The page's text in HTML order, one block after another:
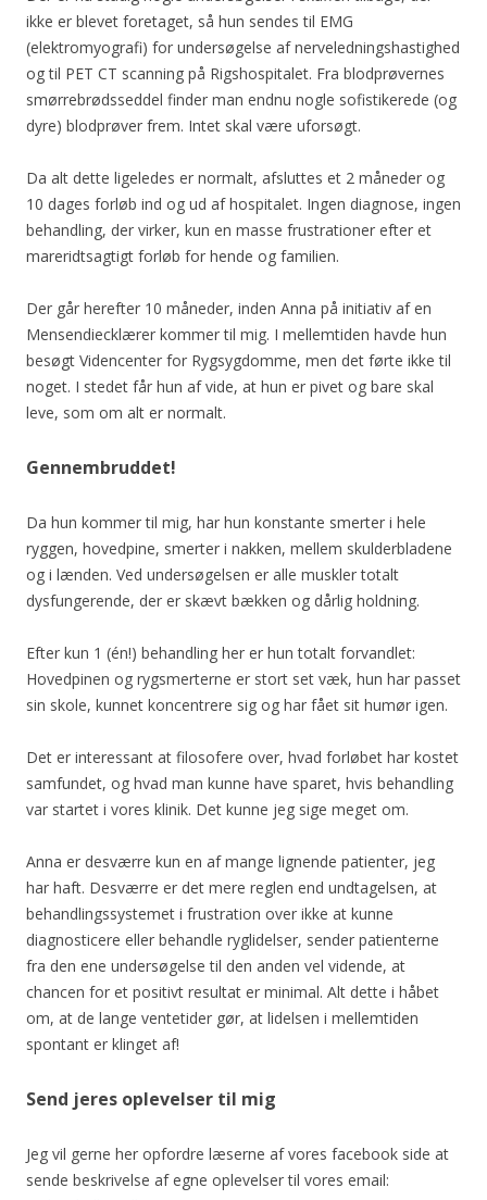
ikke er blevet foretaget, så hun sendes til EMG
(elektromyografi) for undersøgelse af nerveledningshastighed
og til PET CT scanning på Rigshospitalet. Fra blodprøvernes
smørrebrødsseddel finder man endnu nogle sofistikerede (og
dyre) blodprøver frem. Intet skal være uforsøgt.
Da alt dette ligeledes er normalt, afsluttes et 2 måneder og
10 dages forløb ind og ud af hospitalet. Ingen diagnose, ingen
behandling, der virker, kun en masse frustrationer efter et
mareridtsagtigt forløb for hende og familien.
Der går herefter 10 måneder, inden Anna på initiativ af en
Mensendiecklærer kommer til mig. I mellemtiden havde hun
besøgt Videncenter for Rygsygdomme, men det førte ikke til
noget. I stedet får hun af vide, at hun er pivet og bare skal
leve, som om alt er normalt.
Gennembruddet!
Da hun kommer til mig, har hun konstante smerter i hele
ryggen, hovedpine, smerter i nakken, mellem skulderbladene
og i lænden. Ved undersøgelsen er alle muskler totalt
dysfungerende, der er skævt bækken og dårlig holdning.
Efter kun 1 (én!) behandling her er hun totalt forvandlet:
Hovedpinen og rygsmerterne er stort set væk, hun har passet
sin skole, kunnet koncentrere sig og har fået sit humør igen.
Det er interessant at filosofere over, hvad forløbet har kostet
samfundet, og hvad man kunne have sparet, hvis behandling
var startet i vores klinik. Det kunne jeg sige meget om.
Anna er desværre kun en af mange lignende patienter, jeg
har haft. Desværre er det mere reglen end undtagelsen, at
behandlingssystemet i frustration over ikke at kunne
diagnosticere eller behandle ryglidelser, sender patienterne
fra den ene undersøgelse til den anden vel vidende, at
chancen for et positivt resultat er minimal. Alt dette i håbet
om, at de lange ventetider gør, at lidelsen i mellemtiden
spontant er klinget af!
Send jeres oplevelser til mig
Jeg vil gerne her opfordre læserne af vores facebook side at
sende beskrivelse af egne oplevelser til vores email: